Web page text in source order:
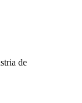
de